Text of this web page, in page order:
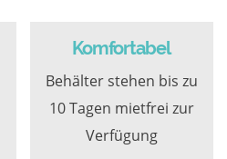
Komfortabel
Behälter stehen bis zu
10 Tagen mietfrei zur
Verfügung